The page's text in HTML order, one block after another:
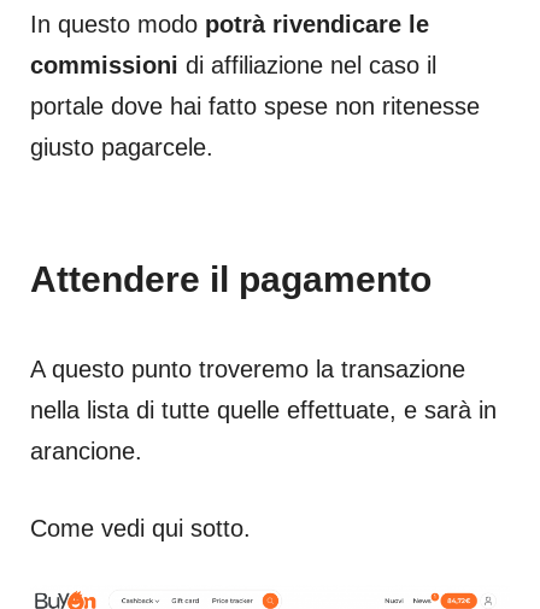
In questo modo potrà rivendicare le
commissioni di affiliazione nel caso il
portale dove hai fatto spese non ritenesse
giusto pagarcele.
Attendere il pagamento
A questo punto troveremo la transazione
nella lista di tutte quelle effettuate, e sarà in
arancione.
Come vedi qui sotto.